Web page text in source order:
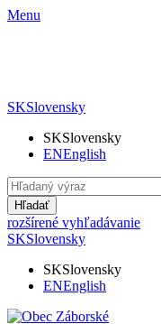
Menu
SKSlovensky
SKSlovensky
ENEnglish
Hľadať
rozšírené vyhľadávanie
SKSlovensky
SKSlovensky
ENEnglish